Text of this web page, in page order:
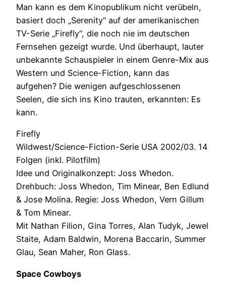
Man kann es dem Kinopublikum nicht verübeln,
basiert doch „Serenity“ auf der amerikanischen
TV-Serie „Firefly“, die noch nie im deutschen
Fernsehen gezeigt wurde. Und überhaupt, lauter
unbekannte Schauspieler in einem Genre-Mix aus
Western und Science-Fiction, kann das
aufgehen? Die wenigen aufgeschlossenen
Seelen, die sich ins Kino trauten, erkannten: Es
kann.
Firefly
Wildwest/Science-Fiction-Serie USA 2002/03. 14
Folgen (inkl. Pilotfilm)
Idee und Originalkonzept: Joss Whedon.
Drehbuch: Joss Whedon, Tim Minear, Ben Edlund
& Jose Molina. Regie: Joss Whedon, Vern Gillum
& Tom Minear.
Mit Nathan Filion, Gina Torres, Alan Tudyk, Jewel
Staite, Adam Baldwin, Morena Baccarin, Summer
Glau, Sean Maher, Ron Glass.
Space Cowboys